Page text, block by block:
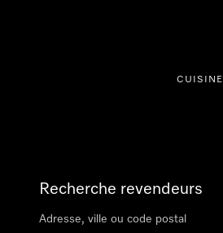
CUISINE
Recherche revendeurs